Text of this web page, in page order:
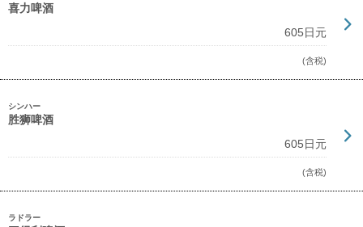
喜力啤酒
605日元
(含税)
シンハー
胜狮啤酒
605日元
(含税)
ラドラー